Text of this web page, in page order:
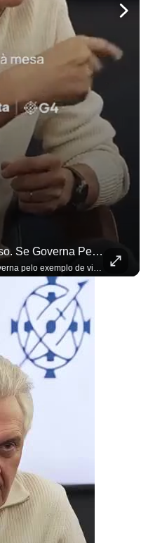
Não Se Governa Pelo Discurso. Se Governa Pelo Exemplo De Vida", Alfineta Ronaldo Caiado
"Não se governa pelo discurso. Se governa pelo exemplo de vida", alfineta Ronaldo Caiado, respondendo a empresários na primeira Sabatina Presidencial com a pauta definida por quem constrói o país. Se você busca informação com credibilidade, inscreva-se agora e ative o
Ouça O Antagonista nos principais